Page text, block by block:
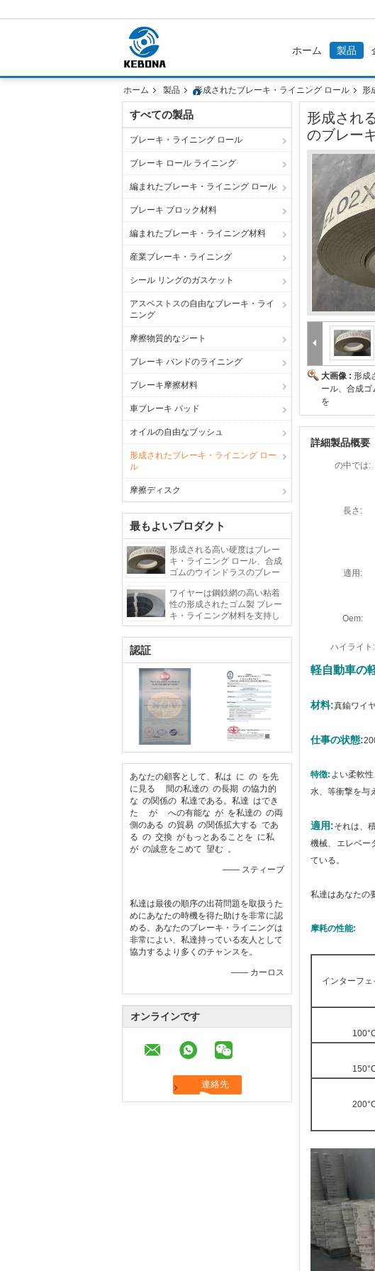
ホーム 製品
ホーム 製品 形成されたブレーキ・ライニング ロール 形
すべての製品
ブレーキ・ライニング ロール
ブレーキ ロール ライニング
編まれたブレーキ・ライニング ロール
ブレーキ ブロック材料
編まれたブレーキ・ライニング材料
産業ブレーキ・ライニング
シール リングのガスケット
アスベストスの自由なブレーキ・ライ
ニング
摩擦物質的なシート
ブレーキ バンドのライニング
ブレーキ摩擦材料
車ブレーキ パッド
オイルの自由なブッシュ
形成されたブレーキ・ライニング ロー
ル
摩擦ディスク
最もよいプロダクト
形成される高い硬度はブレー
キ・ライニング ロール、合成
ゴムのウインドラスのブレー
ワイヤーは鋼鉄網の高い粘着
性の形成されたゴム製 ブレー
キ・ライニング材料を支持し
た
認証
あなたの顧客として、私は に の を先
に見る 間の私達の の長期 の協力的
な の関係の 私達である。私達 はでき
た が への有能な が を私達の の両
側のある の貿易 の関係拡大する であ
る の 交換 がもっとあることを に私
が の誠意をこめて 望む 。
—— スティーブ
私達は最後の順序の出荷問題を取扱うた
めにあなたの時機を得た助けを非常に認
める。あなたのブレーキ・ライニングは
非常によい、私達持っている友人として
協力するより多くのチャンスを。
—— カーロス
オンラインです
形成され
のブレー
大画像 : 形成
ール、合成
を
詳細製品概要
の中では:
長さ:
適用:
Oem:
ハイライト:
軽自動車の
材料:真鍮ワイ
仕事の状態:
特徴: よい柔軟
水、等衝撃を与
適用:それは、
機械、エレベー
ている。
私達はあなたの
摩耗の性能:
インターフ